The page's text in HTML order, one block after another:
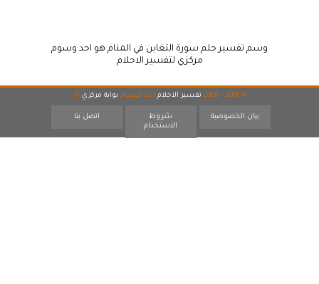
وسم تفسير حلم سورة التغابن في المنام هو احد وسوم
مركزي لتفسير الاحلام
© 2007 - 2026 تفسير الاحلام احد اقسام بوابة مركزي 17
بيان الخصوصية
شروط
الاستخدام
اتصل بنا